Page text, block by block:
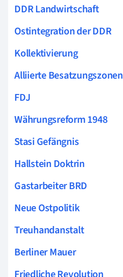
DDR Landwirtschaft
Ostintegration der DDR
Kollektivierung
Alliierte Besatzungszonen
FDJ
Währungsreform 1948
Stasi Gefängnis
Hallstein Doktrin
Gastarbeiter BRD
Neue Ostpolitik
Treuhandanstalt
Berliner Mauer